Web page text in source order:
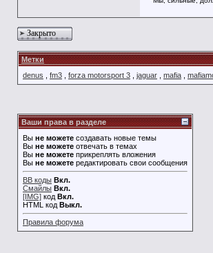
Закрыто
Метки
denus
fm3 forza motorsport 3 jaguar mafia
Ваши права в разделе
Вы не можете создавать новые темы
Вы не можете отвечать в темах
Вы не можете прикреплять вложения
Вы не можете редактировать свои сообщения
BB коды Вкл.
Смайлы Вкл.
[IMG] код Вкл.
HTML код Выкл.
Правила форума